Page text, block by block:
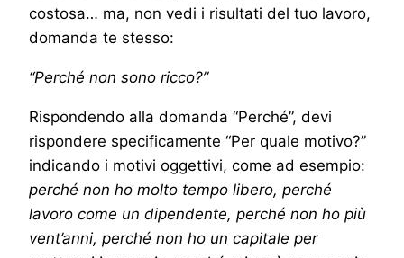
costosa… ma, non vedi i risultati del tuo lavoro,
domanda te stesso:
“Perché non sono ricco?”
Rispondendo alla domanda “Perché”, devi
rispondere specificamente “Per quale motivo?”
indicando i motivi oggettivi, come ad esempio:
perché non ho molto tempo libero, perché
lavoro come un dipendente, perché non ho più
vent’anni, perché non ho un capitale per